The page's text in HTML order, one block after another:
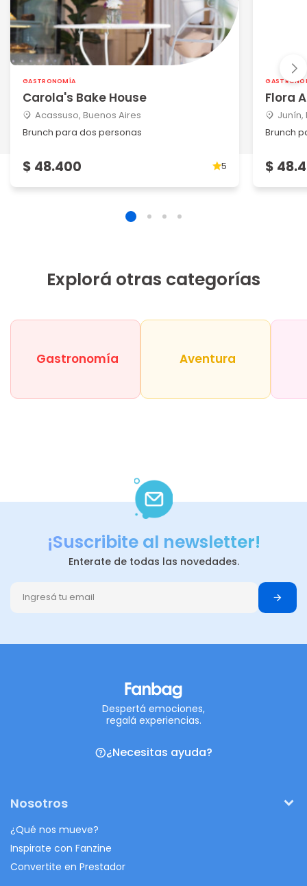
GASTRONOMÍA
Carola's Bake House
Acassuso, Buenos Aires
Brunch para dos personas
$ 48.400 5
Flora
Junín,
Brunch
$
Explorá otras categorías
Gastronomía Aventura
¡Suscribite al newsletter!
Enterate de todas las novedades.
Despertá emociones,
regalá experiencias.
¿Necesitas ayuda?
Nosotros
¿Qué nos mueve?
Inspirate con Fanzine
Convertite en Prestador